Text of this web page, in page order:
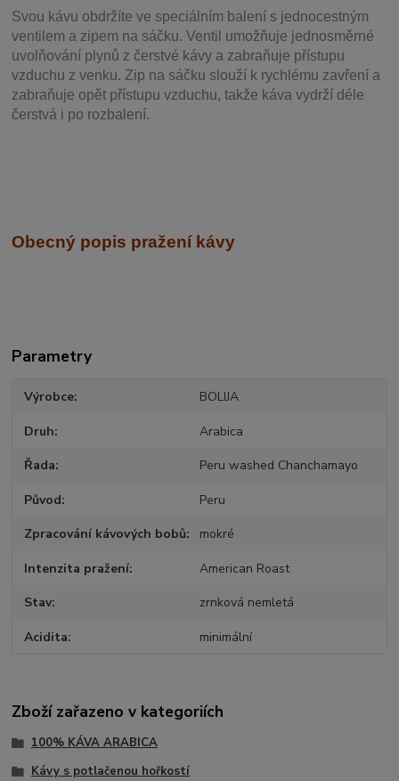
Svou kávu obdržíte ve speciálním balení s jednocestným
ventilem a zipem na sáčku. Ventil umožňuje jednosměrné
uvolňování plynů z čerstvé kávy a zabraňuje přístupu
vzduchu z venku. Zip na sáčku slouží k rychlému zavření a
zabraňuje opět přístupu vzduchu, takže káva vydrží déle
čerstvá i po rozbalení.
Obecný popis pražení kávy
Parametry
Výrobce BOLIJA
Druh Arabica
Řada Peru washed Chanchamayo
Původ Peru
Zpracování kávových bobů mokré
Intenzita pražení American Roast
Stav zrnková nemletá
Acidita minimální
Zboží zařazeno v kategoriích
100% KÁVA ARABICA
Kávy s potlačenou hořkostí